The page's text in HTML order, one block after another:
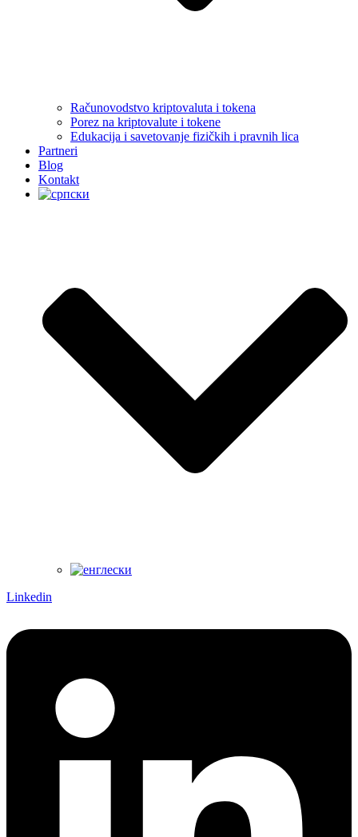
Računovodstvo kriptovaluta i tokena
Porez na kriptovalute i tokene
Edukacija i savetovanje fizičkih i pravnih lica
Partneri
Blog
Kontakt
Linkedin